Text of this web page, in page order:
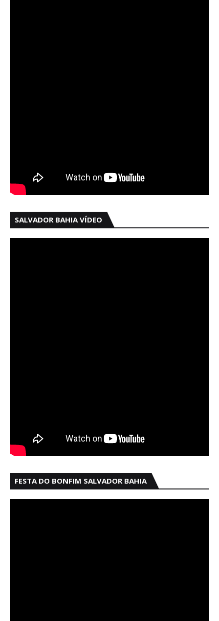
SALVADOR BAHIA VÍDEO
FESTA DO BONFIM SALVADOR BAHIA